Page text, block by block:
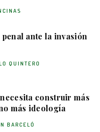
ante la invasión
QUINTERO
construir más
más ideología
BARCELÓ